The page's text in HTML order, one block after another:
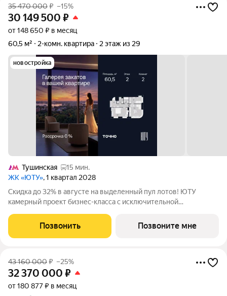
35 470 000₽ –15%
30 149 500 ₽
от 148 650 ₽ в месяц
60,5 м²
2-комн. квартира 2 этаж из 29
новостройка
Тушинская
15 мин.
ЖК «ЮТУ», 1 квартал 2028
Скидка до 32% в августе на выделенный пул лотов! ЮТУ
камерный проект бизнес-класса с исключительной
благоустроенной набережной канала имени Москвы. Проект
создает идеальный баланс жизни в
Позвонить Позвоните мне
43 160 000₽ –25%
32 370 000 ₽
от 180 877 ₽ в месяц